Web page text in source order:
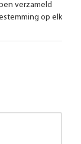
verzameld
op elk